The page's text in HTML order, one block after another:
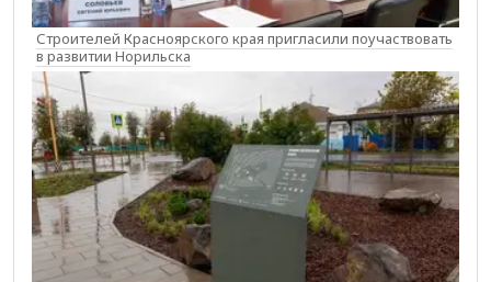
Строителей Красноярского края пригласили поучаствовать
в развитии Норильска